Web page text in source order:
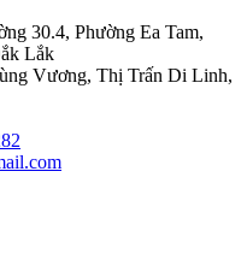
30.4, Phường Ea Tam,
Lắk
Vương, Thị Trấn Di Linh,